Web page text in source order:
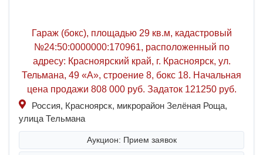
Гараж (бокс), площадью 29 кв.м, кадастровый
№24:50:0000000:170961, расположенный по
адресу: Красноярский край, г. Красноярск, ул.
Тельмана, 49 «А», строение 8, бокс 18. Начальная
цена продажи 808 000 руб. Задаток 121250 руб.
Россия, Красноярск, микрорайон Зелёная Роща,
улица Тельмана
Аукцион: Прием заявок